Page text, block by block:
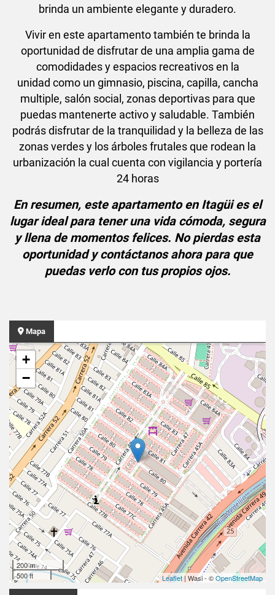
brinda un ambiente elegante y duradero.
Vivir en este apartamento también te brinda la
oportunidad de disfrutar de una amplia gama de
comodidades y espacios recreativos en la
unidad como un gimnasio, piscina, capilla, cancha
multiple, salón social, zonas deportivas para que
puedas mantenerte activo y saludable. También
podrás disfrutar de la tranquilidad y la belleza de las
zonas verdes y los árboles frutales que rodean la
urbanización la cual cuenta con vigilancia y portería
24 horas
En resumen, este apartamento en Itagüi es el
lugar ideal para tener una vida cómoda, segura
y llena de momentos felices. No pierdas esta
oportunidad y contáctanos ahora para que
puedas verlo con tus propios ojos.
Mapa
+
−
200 m
500 ft
Leaflet| Wasi - ©OpenStreetMap